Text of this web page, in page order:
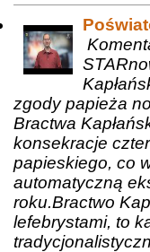
zgody papieża
Bractwa
konsekracje
papieskiego, co
automatyczną
roku.Bractwo
lefebrystami, to